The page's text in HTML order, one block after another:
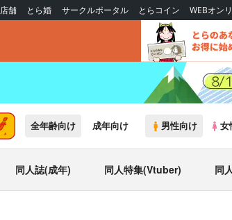
店舗 とら婚 サークルポータル とらコイン WEBオン
全年齢向け 成年向け 男性向け 女
同人誌(成年) 同人特集(Vtuber) 同